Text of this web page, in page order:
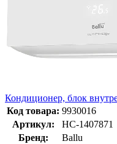
Кондиционер, блок
Код товара: 9930016
Артикул:
НС-1407871
Бренд:
Ballu